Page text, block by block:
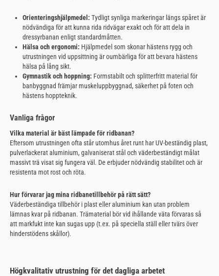
Orienteringshjälpmedel: Tydligt synliga markeringar längs spåret är
nödvändiga för att kunna rida ridvägar exakt och för att dela in
dressyrbanan enligt standardmåtten.
Hälsa och ergonomi: Hjälpmedel som skonar hästens rygg och
utrustningen vid uppsittning är oumbärliga för att bevara hästens
hälsa på lång sikt.
Gymnastik och hoppning: Formstabilt och splitterfritt material för
banbyggnad främjar muskeluppbyggnad, säkerhet på foten och
hästens hoppteknik.
Vanliga frågor
Vilka material är bäst lämpade för ridbanan?
Eftersom utrustningen ofta står utomhus året runt har UV-beständig plast,
pulverlackerat aluminium, galvaniserat stål och väderbeständigt målat
massivt trä visat sig fungera väl. De erbjuder nödvändig stabilitet och är
resistenta mot rost och röta.
Hur förvarar jag mina ridbanetillbehör på rätt sätt?
Väderbeständiga tillbehör i plast eller aluminium kan utan problem
lämnas kvar på ridbanan. Trämaterial bör vid ihållande väta förvaras så
att markfukt inte kan sugas upp (t.ex. på speciella ställ eller tvärs över
hinderstödens skållor).
Högkvalitativ utrustning för det dagliga arbetet